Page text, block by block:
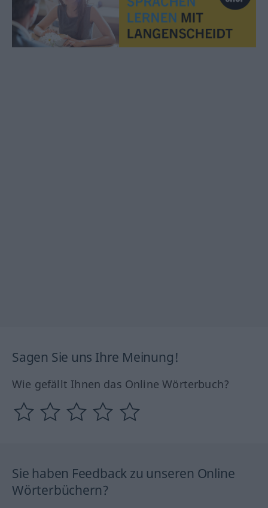
Sagen Sie uns Ihre Meinung!
Wie gefällt Ihnen das Online Wörterbuch?
Sie haben Feedback zu unseren Online
Wörterbüchern?